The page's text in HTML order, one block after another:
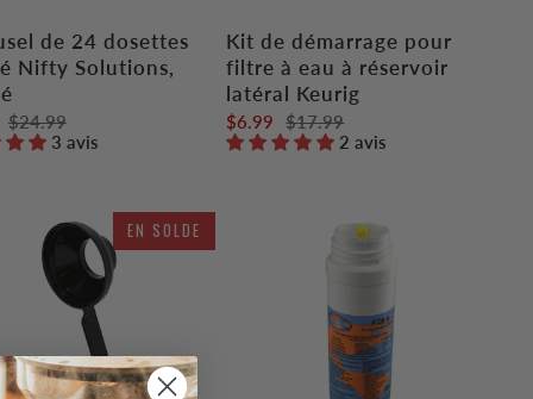
de 24 dosettes
Nifty Solutions,
$24.99
3 avis
Kit de démarrage pour
filtre à eau à réservoir
latéral Keurig
$6.99
$17.99
2 avis
EN SOLDE